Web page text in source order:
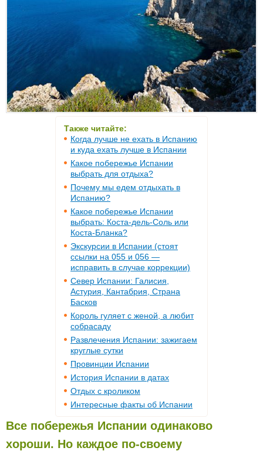
Также читайте:
Когда лучше не ехать в Испанию
и куда ехать лучше в Испании
Какое побережье Испании
выбрать для отдыха?
Почему мы едем отдыхать в
Испанию?
Какое побережье Испании
выбрать: Коста-дель-Соль или
Коста-Бланка?
Экскурсии в Испании (стоят
ссылки на 055 и 056 —
исправить в случае коррекции)
Север Испании: Галисия,
Астурия, Кантабрия, Страна
Басков
Король гуляет с женой, а любит
собрасаду
Развлечения Испании: зажигаем
круглые сутки
Провинции Испании
История Испании в датах
Отдых с кроликом
Интересные факты об Испании
Все побережья Испании одинаково
хороши. Но каждое по-своему